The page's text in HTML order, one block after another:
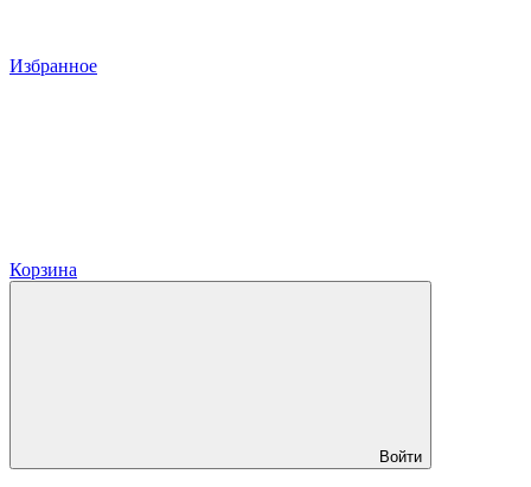
Избранное
Корзина
Войти